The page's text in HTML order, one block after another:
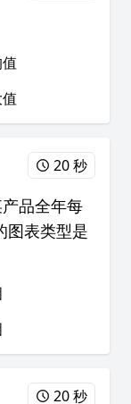
20 秒
品全年每
图表类型是
20 秒